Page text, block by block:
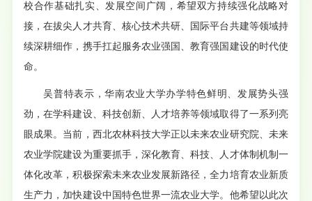
校合作基础扎实、发展空间广阔，希望双方持续强化战略对
接，在拔尖人才共育、核心技术共研、国际平台共建等领域持
续深耕细作，携手扛起服务农业强国、教育强国建设的时代使
命。
吴普特表示，华南农业大学办学特色鲜明、发展势头强
劲，在学科建设、科技创新、人才培养等领域取得了一系列亮
眼成果。当前，西北农林科技大学正以未来农业研究院、未来
农业学院建设为重要抓手，深化教育、科技、人才体制机制一
体化改革，积极探索未来农业发展新路径，全力培育农业新质
生产力，加快建设中国特色世界一流农业大学。他希望以此次